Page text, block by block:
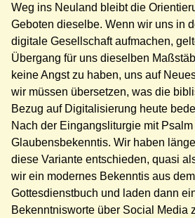
Weg ins Neuland bleibt die
Geboten dieselbe. Wenn wir uns in
digitale Gesellschaft aufmachen,
Übergang für uns dieselben
keine Angst zu haben, uns auf
wir müssen übersetzen, was die
Bezug auf Digitalisierung heute
Nach der Eingangsliturgie mit
Glaubensbekenntis. Wir haben
diese Variante entschieden, quasi a
wir ein modernes Bekenntis aus
Gottesdienstbuch und laden dann
Bekenntnisworte über Social Media